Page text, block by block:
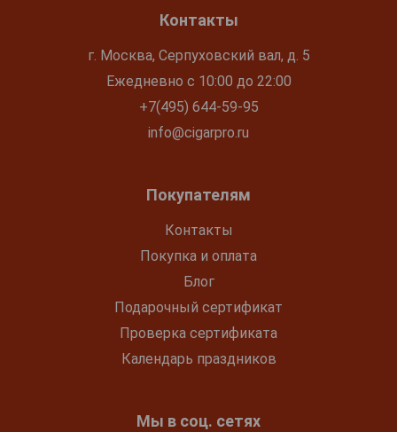
Контакты
г. Москва, Серпуховский вал, д. 5
Ежедневно с 10:00 до 22:00
+7(495) 644-59-95
info@cigarpro.ru
Покупателям
Контакты
Покупка и оплата
Блог
Подарочный сертификат
Проверка сертификата
Календарь праздников
Мы в соц. сетях